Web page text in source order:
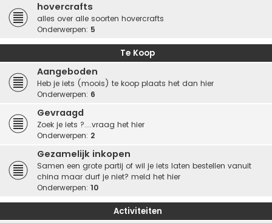
hovercrafts
alles over alle soorten hovercrafts
Onderwerpen: 5
Te Koop
Aangeboden
Heb je iets (moois) te koop plaats het dan hier
Onderwerpen: 6
Gevraagd
Zoek je iets ?....vraag het hier
Onderwerpen: 2
Gezamelijk inkopen
Samen een grote partij of wil je iets laten bestellen vanuit
china maar durf je niet? meld het hier
Onderwerpen: 10
Activiteiten